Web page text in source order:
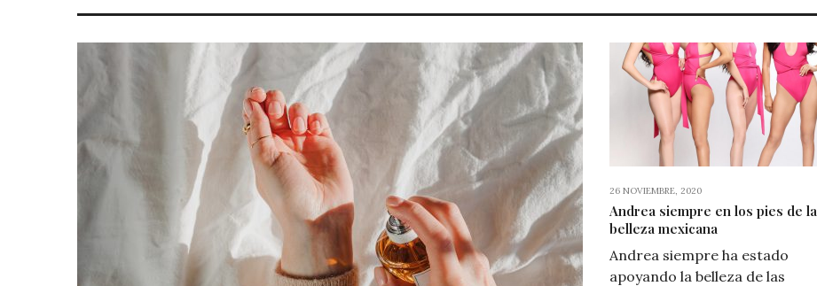
26 NOVIEMBRE, 2020
Andrea siempre en los pies de la
belleza mexicana
Andrea siempre ha estado
apoyando la belleza de las